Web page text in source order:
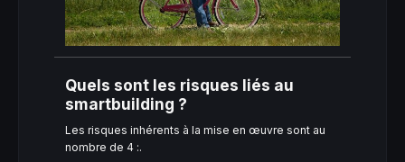
Quels sont les risques liés au
smartbuilding ?
Les risques inhérents à la mise en œuvre sont au
nombre de 4 :.